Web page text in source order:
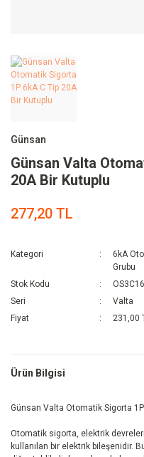
Günsan
Günsan Valta
20A Bir Kutuplu
277,20 TL
Kategori 6kA
Grubu
Stok Kodu
Seri
Valta
Fiyat
231,00
Ürün Bilgisi
Günsan Valta Otomatik Sigorta
Otomatik sigorta, elektrik
kullanılan bir elektrik bileşenidir.